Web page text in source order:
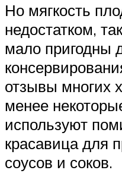
Но мягкость
недостатком,
мало пригодны
отзывы многих
менее
используют
красавица для
соусов и соков.